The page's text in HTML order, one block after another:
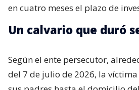
en cuatro meses el plazo de
Un calvario que duró
Según el ente persecutor,
del 7 de julio de 2026, la